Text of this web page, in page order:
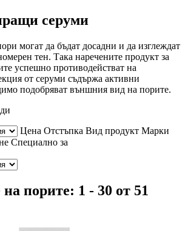
серуми
могат да бъдат досадни и да изглеждат
тен. Така наречените продукт за
успешно противодействат на
от серуми съдържа активни
подобряват външния вид на порите.
Цена Отстъпка Вид продукт Марки
Специално за
порите: 1 - 30 от 51